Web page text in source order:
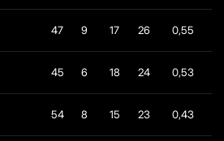
47 9 17 26 0,55
45 6 18 24 0,53
54 8 15 23 0,43